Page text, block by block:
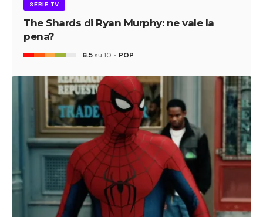
SERIE TV
The Shards di Ryan Murphy: ne vale la
pena?
6.5su 10 POP